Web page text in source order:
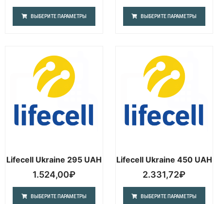
ВЫБЕРИТЕ ПАРАМЕТРЫ ВЫБЕРИТЕ ПАРАМЕТРЫ
Lifecell Ukraine 295 UAH
1.524,00₽
ВЫБЕРИТЕ ПАРАМЕТРЫ
Lifecell Ukraine 450 UAH
2.331,72₽
ВЫБЕРИТЕ ПАРАМЕТРЫ